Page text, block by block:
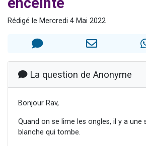
2 personnes viennent de faire un don pour
Rédigé le Mercredi 4 Mai 2022
La question de Anonyme
Bonjour Rav,
Quand on se lime les ongles, il y a une
blanche qui tombe.